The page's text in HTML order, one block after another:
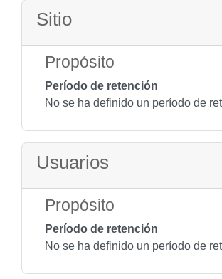
Sitio
Propósito
Período de retención
No se ha definido un período de
Usuarios
Propósito
Período de retención
No se ha definido un período de